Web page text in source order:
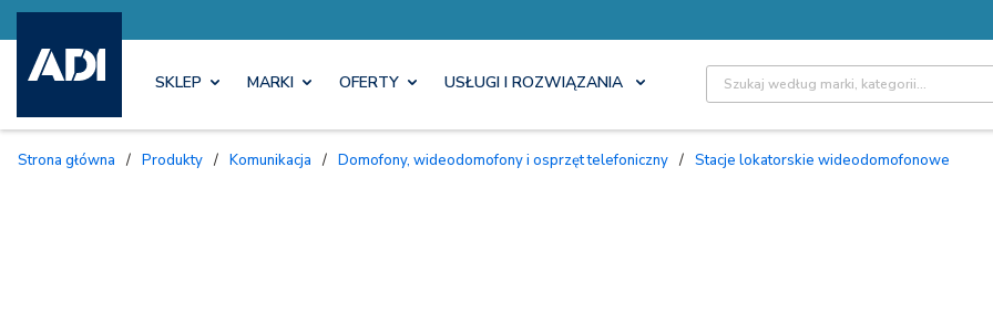
SKLEP MARKI OFERTY USŁUGI I ROZWIĄZANIA Site Search
Strona główna / Produkty / Komunikacja / Domofony, wideodomofony i osprzęt telefoniczny / Stacje lokatorskie wideodomofonowe